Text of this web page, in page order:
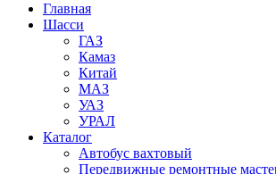
Главная
Шасси
ГАЗ
Камаз
Китай
МАЗ
УАЗ
УРАЛ
Каталог
Автобус вахтовый
Передвижные ремонтные